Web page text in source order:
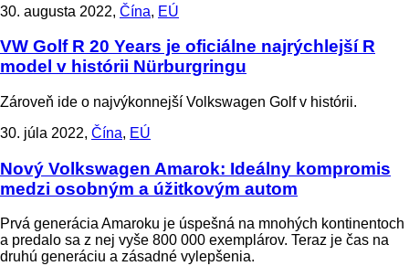
30. augusta 2022, Čína, EÚ
VW Golf R 20 Years je oficiálne najrýchlejší R
model v histórii Nürburgringu
Zároveň ide o najvýkonnejší Volkswagen Golf v histórii.
30. júla 2022, Čína, EÚ
Nový Volkswagen Amarok: Ideálny kompromis
medzi osobným a úžitkovým autom
Prvá generácia Amaroku je úspešná na mnohých kontinentoch
a predalo sa z nej vyše 800 000 exemplárov. Teraz je čas na
druhú generáciu a zásadné vylepšenia.